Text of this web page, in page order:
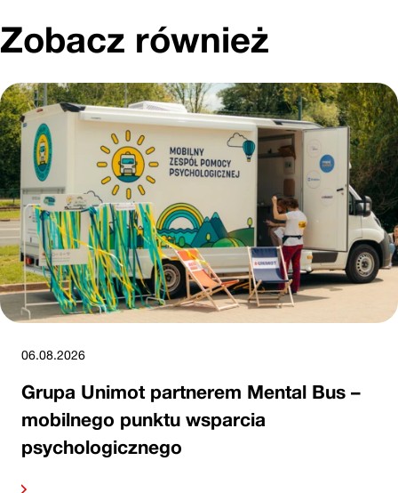
Zobacz również
06.08.2026
Grupa Unimot partnerem Mental Bus –
mobilnego punktu wsparcia
psychologicznego